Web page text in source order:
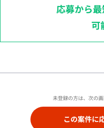
応募から
可
未登録の方は、次の
この案件に